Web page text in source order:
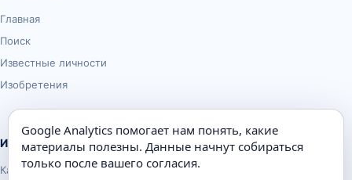
Главная
Поиск
Известные личности
Изобретения
Информация
Карта сайта
Google Analytics помогает нам понять, какие
материалы полезны. Данные начнут собираться
только после вашего согласия.